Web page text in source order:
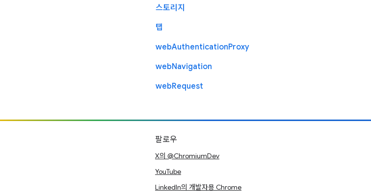
스토리지
탭
webAuthenticationProxy
webNavigation
webRequest
팔로우
X의 @ChromiumDev
YouTube
LinkedIn의 개발자용 Chrome